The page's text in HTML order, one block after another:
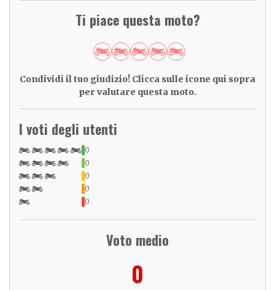
Ti piace questa moto?
Condividi il tuo giudizio! Clicca sulle icone qui sopra
per valutare questa moto.
I voti degli utenti
0
0
0
0
0
Voto medio
0